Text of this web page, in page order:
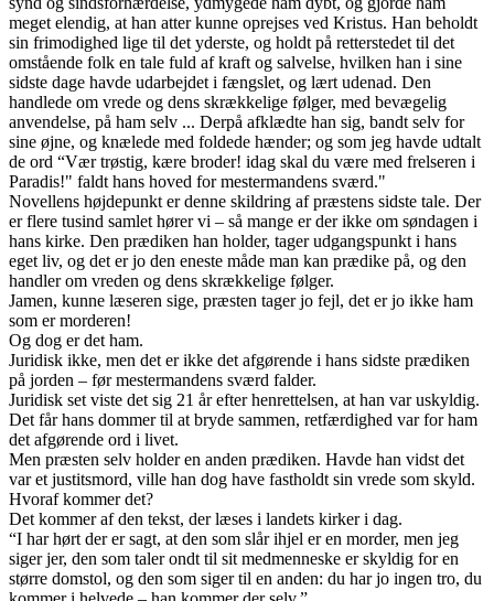
meget elendig, at han atter kunne oprejses ved Kristus. Han beholdt
sin frimodighed lige til det yderste, og holdt på retterstedet til det
omstående folk en tale fuld af kraft og salvelse, hvilken han i sine
sidste dage havde udarbejdet i fængslet, og lært udenad. Den
handlede om vrede og dens skrækkelige følger, med bevægelig
anvendelse, på ham selv ... Derpå afklædte han sig, bandt selv for
sine øjne, og knælede med foldede hænder; og som jeg havde udtalt
de ord “Vær trøstig, kære broder! idag skal du være med frelseren i
Paradis!" faldt hans hoved for mestermandens sværd."
Novellens højdepunkt er denne skildring af præstens sidste tale. Der
er flere tusind samlet hører vi – så mange er der ikke om søndagen i
hans kirke. Den prædiken han holder, tager udgangspunkt i hans
eget liv, og det er jo den eneste måde man kan prædike på, og den
handler om vreden og dens skrækkelige følger.
Jamen, kunne læseren sige, præsten tager jo fejl, det er jo ikke ham
som er morderen!
Og dog er det ham.
Juridisk ikke, men det er ikke det afgørende i hans sidste prædiken
på jorden – før mestermandens sværd falder.
Juridisk set viste det sig 21 år efter henrettelsen, at han var uskyldig.
Det får hans dommer til at bryde sammen, retfærdighed var for ham
det afgørende ord i livet.
Men præsten selv holder en anden prædiken. Havde han vidst det
var et justitsmord, ville han dog have fastholdt sin vrede som skyld.
Hvoraf kommer det?
Det kommer af den tekst, der læses i landets kirker i dag.
“I har hørt der er sagt, at den som slår ihjel er en morder, men jeg
siger jer, den som taler ondt til sit medmenneske er skyldig for en
større domstol, og den som siger til en anden: du har jo ingen tro, du